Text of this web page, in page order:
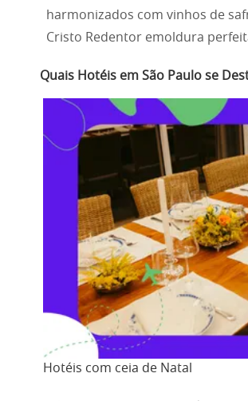
harmonizados com vinhos de
Cristo Redentor emoldura
Quais Hotéis em São Paulo se
Hotéis com ceia de Natal